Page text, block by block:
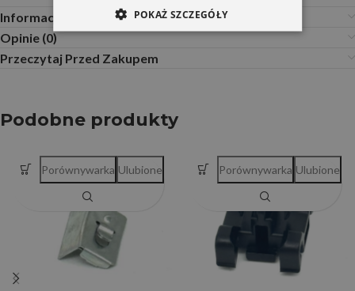
Informacje dodatkowe
Opinie (0)
Przeczytaj Przed Zakupem
Podobne produkty
Porównywarka Ulubione Porównywarka Ulubione
POKAŻ SZCZEGÓŁY